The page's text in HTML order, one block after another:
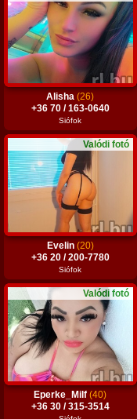
Alisha(26)
+36 70 / 163-0640
Siófok
Valódi fotó
Evelin (20)
+36 20 / 200-7780
Siófok
Valódi fotó
Eperke_Milf(40)
+36 30 / 315-3514